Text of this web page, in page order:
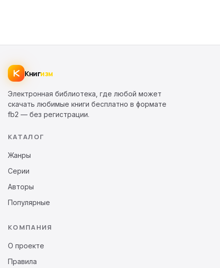
Книгизм
Электронная библиотека, где любой может
скачать любимые книги бесплатно в формате
fb2 — без регистрации.
КАТАЛОГ
Жанры
Серии
Авторы
Популярные
КОМПАНИЯ
О проекте
Правила